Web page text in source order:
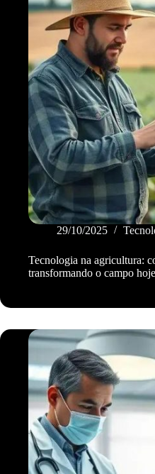
29/10/2025
Tecnologia na agricultura:
transformando o campo hoje